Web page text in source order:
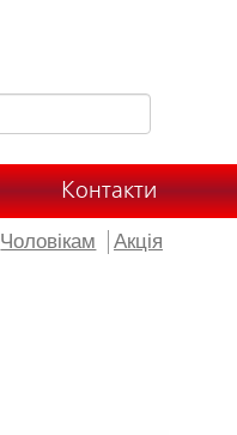
Контакти
Чоловікам Акція